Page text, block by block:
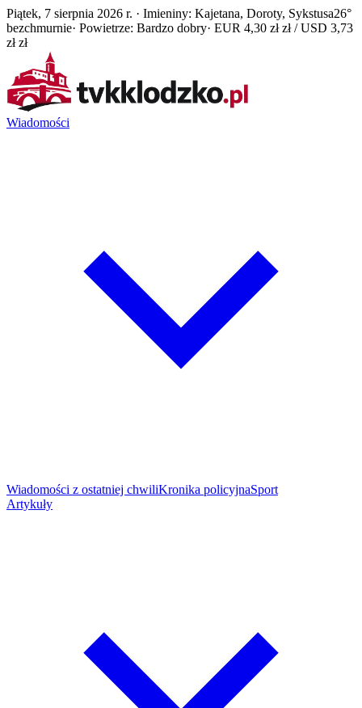
Piątek, 7 sierpnia 2026 r. · Imieniny: Kajetana, Doroty, Sykstusa26°
bezchmurnie· Powietrze: Bardzo dobry· EUR 4,30 zł zł / USD 3,73
zł zł
Wiadomości
Wiadomości z ostatniej chwiliKronika policyjnaSport
Artykuły